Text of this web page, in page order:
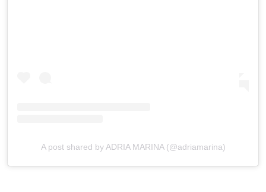
A post shared by ADRIA MARINA (@adriamarina)